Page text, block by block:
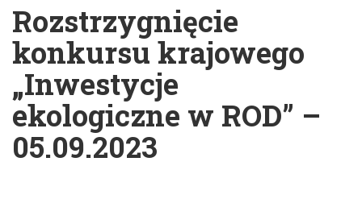
Rozstrzygnięcie
konkursu krajowego
„Inwestycje
ekologiczne w ROD” –
05.09.2023